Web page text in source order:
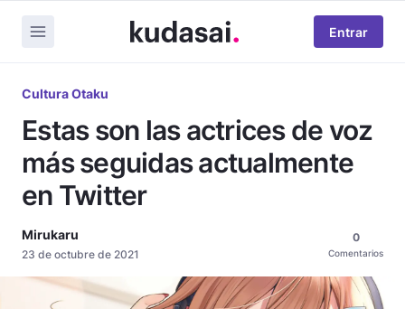
Entrar
Cultura Otaku
Estas son las actrices de voz
más seguidas actualmente
en Twitter
Mirukaru
23 de octubre de 2021
0
Comentarios